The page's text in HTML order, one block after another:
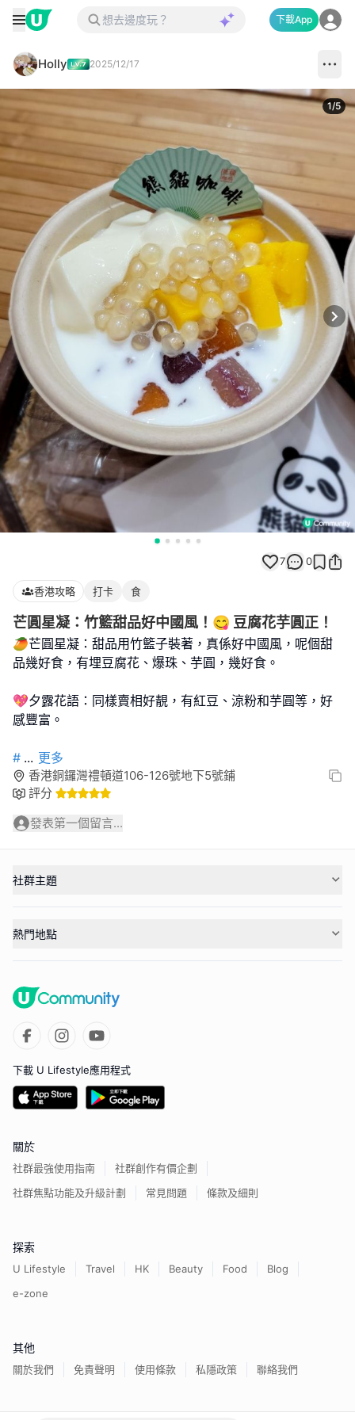
下載App
Holly 2025/12/17
1/5
7 0
香港攻略 打卡 食
芒圓星凝：竹籃甜品好中國風！😋 豆腐花芋圓正！
🥭芒圓星凝：甜品用竹籃子裝著，真係好中國風，呢個甜
品幾好食，有埋豆腐花、爆珠、芋圓，幾好食。
💖夕露花語：同樣賣相好靚，有紅豆、涼粉和芋圓等，好
感豐富。
# ... 更多
香港銅鑼灣禮頓道106-126號地下5號鋪
評分
發表第一個留言...
社群主題
熱門地點
下載 U Lifestyle應用程式
關於
社群最強使用指南
社群創作有價企劃
社群焦點功能及升級計劃
常見問題 條款及細則
探索
U Lifestyle Travel HK Beauty Food
Blog
e-zone
其他
關於我們 免責聲明 使用條款 私隱政策 聯絡我們